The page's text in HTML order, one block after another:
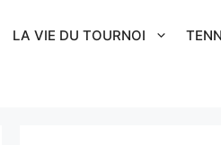
LA VIE DU TOURNOI